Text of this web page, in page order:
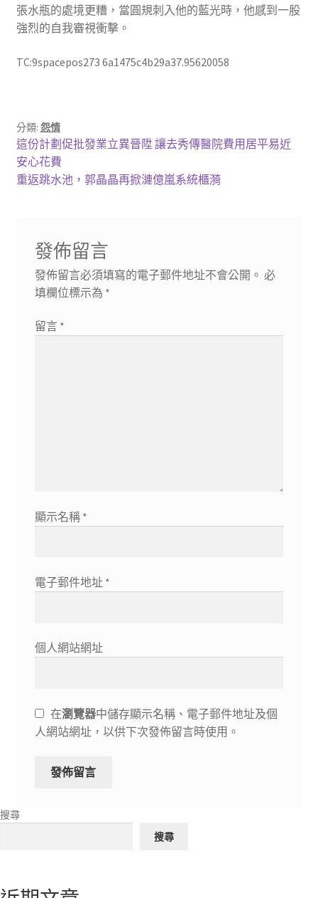
張水瓶的處境更糟，當圓規刺入他的藍光時，他感到一股
強烈的自我審視衝擊。
TC:9spacepos273 6a1475c4b29a37.95620058
分類: 怨情
文
章
上
一
篇
這份計劃促批發業立異晉陞 讓去秀傳醫院費用居平易近
安心花費
下
重返跳水池，郭晶晶再掀漣億嵐系統櫃漪
發佈留言
發佈留言必須填寫的電子郵件地址不會公開。 必
填欄位標示為 *
留言 *
顯示名稱 *
電子郵件地址 *
個人網站網址
在瀏覽器中儲存顯示名稱、電子郵件地址及個
人網站網址，以供下次發佈留言時使用。
搜尋
搜尋